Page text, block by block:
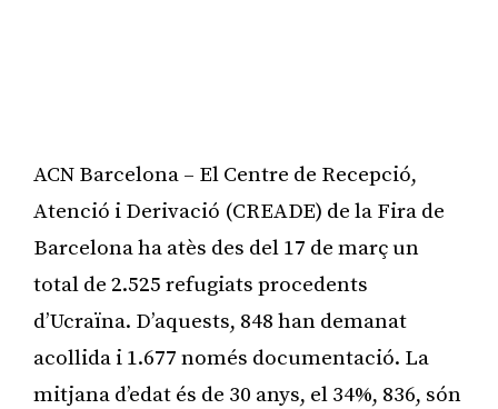
ACN Barcelona – El Centre de Recepció,
Atenció i Derivació (CREADE) de la Fira de
Barcelona ha atès des del 17 de març un
total de 2.525 refugiats procedents
d’Ucraïna. D’aquests, 848 han demanat
acollida i 1.677 només documentació. La
mitjana d’edat és de 30 anys, el 34%, 836, són